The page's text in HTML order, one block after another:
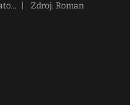
Zdroj: Roman